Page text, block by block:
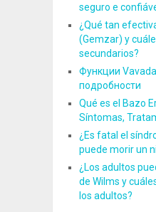
seguro e
¿Qué tan
(Gemzar) y
secundarios?
Функции
подробности
Qué es el Bazo
Síntomas,
¿Es fatal el
puede morir un
¿Los adultos
de Wilms y
los adultos?